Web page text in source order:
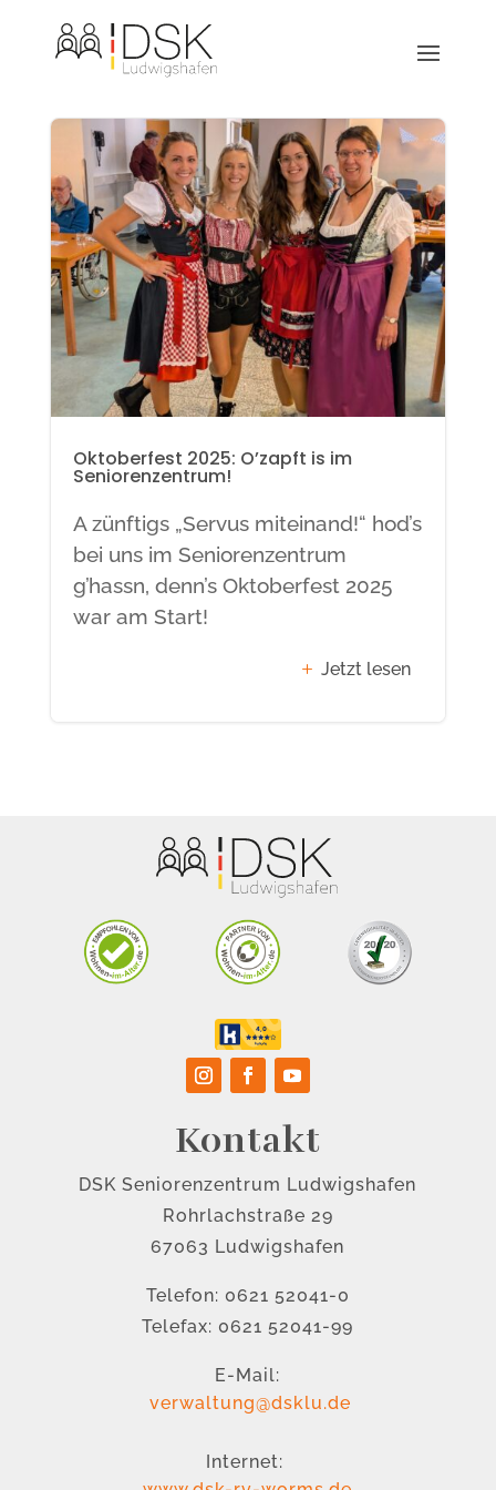
Oktoberfest 2025: O’zapft is im
Seniorenzentrum!
A zünftigs „Servus miteinand!“ hod’s
bei uns im Seniorenzentrum
g’hassn, denn’s Oktoberfest 2025
war am Start!
Jetzt lesen
Kontakt
DSK Seniorenzentrum Ludwigshafen
Rohrlachstraße 29
67063 Ludwigshafen
Telefon: 0621 52041-0
Telefax: 0621 52041-99
E-Mail:
verwaltung@dsklu.de
Internet: